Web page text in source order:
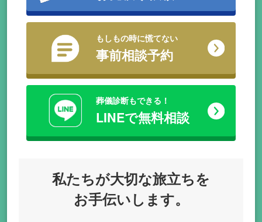
もしもの時に慌てない
事前相談予約
葬儀診断もできる！
LINEで無料相談
私たちが大切な旅立ちを
お手伝いします。